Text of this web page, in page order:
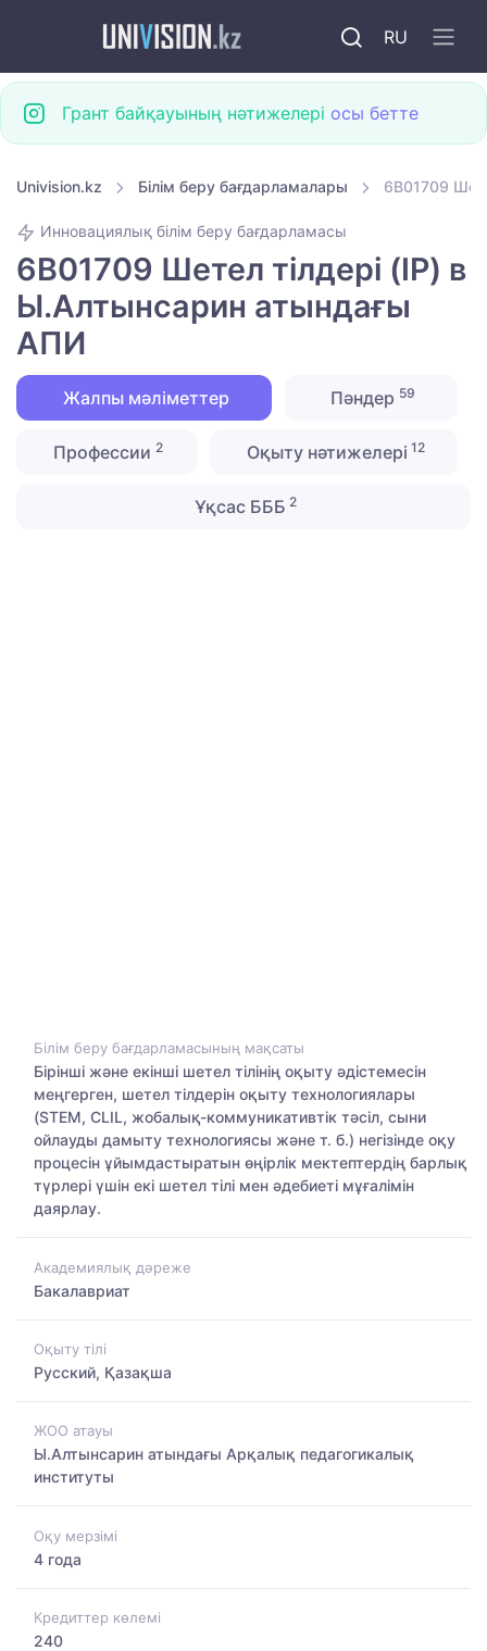
RU
Грант байқауының нәтижелері осы бетте
Univision.kz Білім беру бағдарламалары 6B01709
Инновациялық білім беру бағдарламасы
6B01709 Шетел тілдері (IP) в
Ы.Алтынсарин атындағы
АПИ
Жалпы мәліметтер Пәндер 59
Профессии2 Оқыту нәтижелері 12
Ұқсас БББ 2
Білім беру бағдарламасының мақсаты
Бірінші және екінші шетел тілінің оқыту әдістемесін
меңгерген, шетел тілдерін оқыту технологиялары
(STEM, CLIL, жобалық-коммуникативтік тәсіл, сыни
ойлауды дамыту технологиясы және т. б.) негізінде оқу
процесін ұйымдастыратын өңірлік мектептердің барлық
түрлері үшін екі шетел тілі мен әдебиеті мұғалімін
даярлау.
Академиялық дәреже
Бакалавриат
Оқыту тілі
Русский, Қазақша
ЖОО атауы
Ы.Алтынсарин атындағы Арқалық педагогикалық
институты
Оқу мерзімі
4 года
Кредиттер көлемі
240